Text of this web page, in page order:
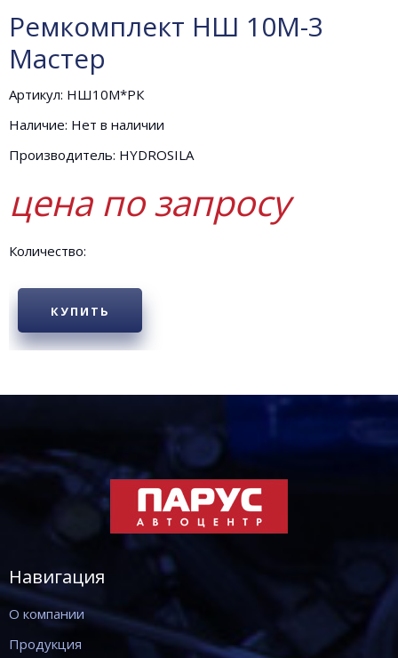
Ремкомплект НШ 10М-3
Мастер
Артикул: НШ10М*РК
Наличие: Нет в наличии
Производитель: HYDROSILA
цена по запросу
Количество:
КУПИТЬ
Навигация
О компании
Продукция